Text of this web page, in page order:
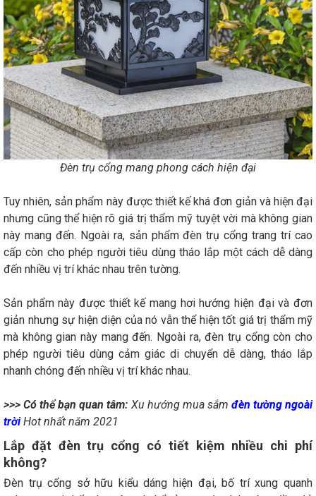
Đèn trụ cổng mang phong cách hiện đại
Tuy nhiên, sản phẩm này được thiết kế khá đơn giản và hiện đại
nhưng cũng thể hiện rõ giá trị thẩm mỹ tuyệt vời mà không gian
này mang đến. Ngoài ra, sản phẩm đèn trụ cổng trang trí cao
cấp còn cho phép người tiêu dùng tháo lắp một cách dễ dàng
đến nhiều vị trí khác nhau trên tường.
Sản phẩm này được thiết kế mang hơi hướng hiện đại và đơn
giản nhưng sự hiện diện của nó vẫn thể hiện tốt giá trị thẩm mỹ
mà không gian này mang đến. Ngoài ra, đèn trụ cổng còn cho
phép người tiêu dùng cảm giác di chuyển dễ dàng, tháo lắp
nhanh chóng đến nhiều vị trí khác nhau.
>>> Có thể bạn quan tâm: Xu hướng mua sắm đèn tường ngoài
trờiHot nhất năm 2021
Lắp đặt đèn trụ cổng có tiết kiệm nhiều chi phí
không?
Đèn trụ cổng sở hữu kiểu dáng hiện đại, bố trí xung quanh